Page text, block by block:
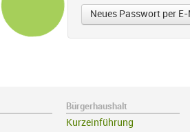
Bürgerhaushalt
Kurzeinführung